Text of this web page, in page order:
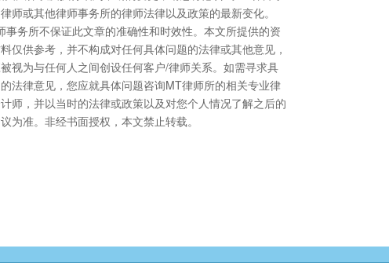
师或其他律师事务所的律师法律以及政策的最新变化。
事务所不保证此文章的准确性和时效性。本文所提供的资
仅供参考，并不构成对任何具体问题的法律或其他意见，
视为与任何人之间创设任何客户/律师关系。如需寻求具
法律意见，您应就具体问题咨询MT律师所的相关专业律
师，并以当时的法律或政策以及对您个人情况了解之后的
为准。非经书面授权，本文禁止转载。